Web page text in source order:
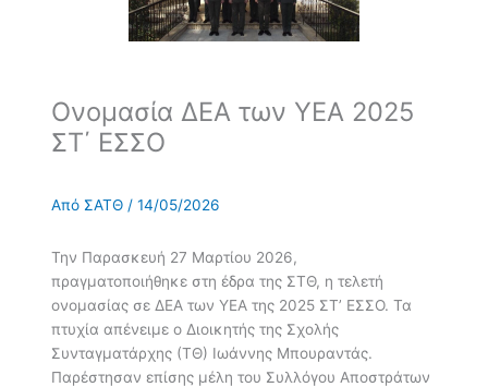
Ονομασία ΔΕΑ των ΥΕΑ 2025
ΣΤ΄ ΕΣΣΟ
Από ΣΑΤΘ /14/05/2026
Την Παρασκευή 27 Μαρτίου 2026,
πραγματοποιήθηκε στη έδρα της ΣΤΘ, η τελετή
ονομασίας σε ΔΕΑ των ΥΕΑ της 2025 ΣΤ’ ΕΣΣΟ. Τα
πτυχία απένειμε ο Διοικητής της Σχολής
Συνταγματάρχης (ΤΘ) Ιωάννης Μπουραντάς.
Παρέστησαν επίσης μέλη του Συλλόγου Αποστράτων